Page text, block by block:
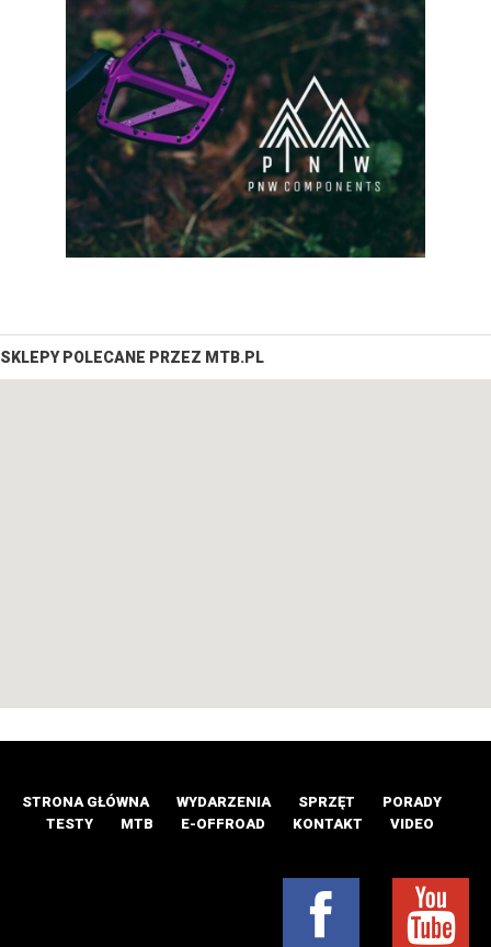
SKLEPY POLECANE PRZEZ MTB.PL
STRONA GŁÓWNA WYDARZENIA SPRZĘT
PORADY
TESTY
MTB E-OFFROAD KONTAKT VIDEO